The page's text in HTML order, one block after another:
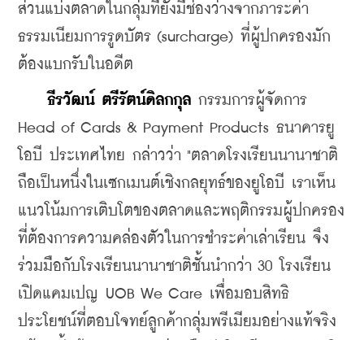
ส่วนแบ่งตลาดในกลุ่มที่ยังมีช่องว่างจากภาระค่า
ธรรมเนียมการรูดบัตร (surcharge) ที่ผู้ปกครองมัก
ต้องแบกรับในอดีต
ธีรวัฒน์ ตรีรัตน์ดิลกกุล กรรมการผู้จัดการ
Head of Cards & Payment Products ธนาคารยู
โอบี ประเทศไทย กล่าวว่า "ตลาดโรงเรียนนานาชาติ
ถือเป็นหนึ่งในเซกเมนต์เชิงกลยุทธ์ของยูโอบี เราเห็น
แนวโน้มการเติบโตของตลาดและพฤติกรรมผู้ปกครอง
ที่ต้องการความคล่องตัวในการชำระค่าเล่าเรียน จึง
ร่วมมือกับโรงเรียนนานาชาติชั้นนำกว่า 30 โรงเรียน
เปิดแคมเปญ UOB We Care เพื่อมอบสิทธิ
ประโยชน์ที่ตอบโจทย์ลูกค้ากลุ่มพรีเมียมอย่างแท้จริง